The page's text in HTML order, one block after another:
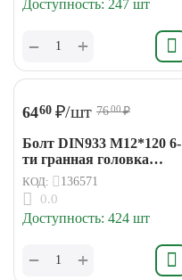
Доступность: 247 шт
+
−
6460 ₽/шт 7600 ₽
Болт DIN933 М12*120 6-
ти гранная головка
(15кг/149шт)
КОД: 136571
0.0
Доступность: 424 шт
+
−